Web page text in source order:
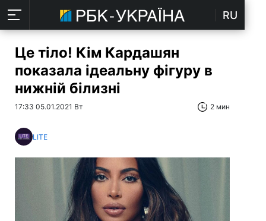
RU
Це тіло! Кім Кардашян
показала ідеальну фігуру в
нижній білизні
17:33 05.01.2021 Вт 2 мин
LITE